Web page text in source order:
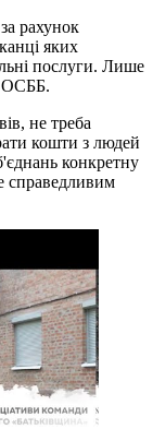
рахунок
яких
послуги. Лише
ОСББ.
не треба
кошти з людей
конкретну
справедливим